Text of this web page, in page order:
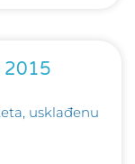
2015
usklađenu